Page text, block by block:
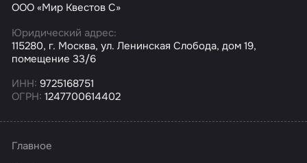
ООО «Мир Квестов С»
Юридический адрес:
115280, г. Москва, ул. Ленинская Слобода, дом 19,
помещение 33/6
ИНН: 9725168751
ОГРН: 1247700614402
Главное